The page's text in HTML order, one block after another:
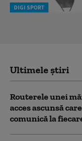
DIGI SPORT
Ultimele știri
Routerele unei
acces ascunsă
comunică la